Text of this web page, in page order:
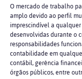
O mercado de trabalho
amplo devido ao perfil
imprescindível a
desenvolvidas durante o
responsabilidades
contabilidade em
contábil, gerência
órgãos públicos, entre